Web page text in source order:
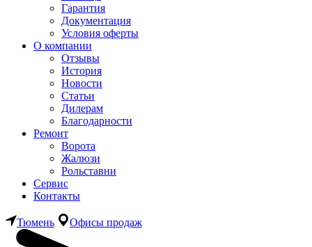
Гарантия
Документация
Условия оферты
О компании
Отзывы
История
Новости
Статьи
Дилерам
Благодарности
Ремонт
Ворота
Жалюзи
Рольставни
Сервис
Контакты
Тюмень Офисы продаж